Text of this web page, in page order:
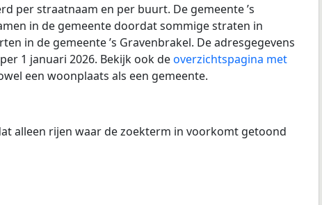
per straatnaam en per buurt. De gemeente ’s
in de gemeente doordat sommige straten in
in de gemeente ’s Gravenbrakel. De adresgegevens
1 januari 2026. Bekijk ook deoverzichtspagina met
een woonplaats als een gemeente.
alleen rijen waar de zoekterm in voorkomt getoond